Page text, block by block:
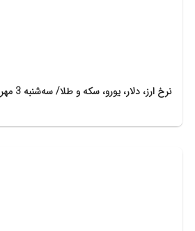
نرخ ارز، دلار، یورو، سکه و طلا/ سه‌شنبه 3 مهر 1403